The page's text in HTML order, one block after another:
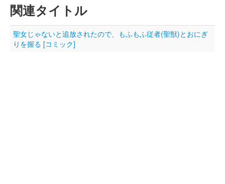
関連タイトル
聖女じゃないと追放されたので、もふもふ従者(聖獣)とおにぎ
りを握る [コミック]